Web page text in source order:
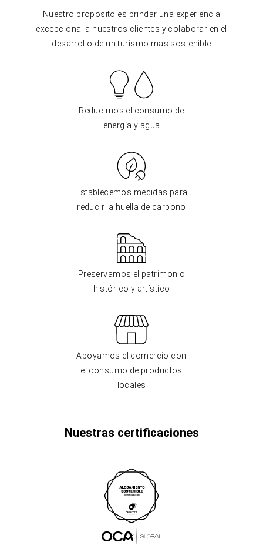
Nuestro proposito es brindar una experiencia
excepcional a nuestros clientes y colaborar en el
desarrollo de un turismo mas sostenible
Reducimos el consumo de
energía y agua
Establecemos medidas para
reducir la huella de carbono
Preservamos el patrimonio
histórico y artístico
Apoyamos el comercio con
el consumo de productos
locales
Nuestras certificaciones